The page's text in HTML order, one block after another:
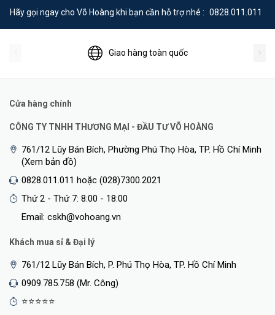
Hãy gọi ngay cho Võ Hoàng khi bạn cần hỗ trợ nhé : 0828.011.011
Giao hàng toàn quốc
Cửa hàng chính
CÔNG TY TNHH THƯƠNG MẠI - ĐẦU TƯ VÕ HOÀNG
761/12 Lũy Bán Bích, Phường Phú Thọ Hòa, TP. Hồ Chí Minh
(Xem bản đồ)
0828.011.011 hoặc (028)7300.2021
Thứ 2 - Thứ 7: 8:00 - 18:00
Email: cskh@vohoang.vn
Khách mua sỉ & Đại lý
761/12 Lũy Bán Bích, P. Phú Thọ Hòa, TP. Hồ Chí Minh
0909.785.758 (Mr. Công)
⭐⭐⭐⭐⭐